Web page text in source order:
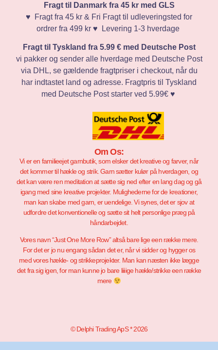
Fragt til Danmark fra 45 kr med GLS
♥️ Fragt fra 45 kr & Fri Fragt til udleveringsted for
ordrer fra 499 kr ♥️ Levering 1-3 hverdage
Fragt til Tyskland fra 5.99 € med Deutsche Post
vi pakker og sender alle hverdage med Deutsche Post
via DHL, se gældende fragtpriser i checkout, når du
har indtastet land og adresse. Fragtpris til Tyskland
med Deutsche Post starter ved 5.99€ ♥️
Om Os:
Vi er en familieejet garnbutik, som elsker det kreative og farver, når
det kommer til hækle og strik. Garn sætter kulør på hverdagen, og
det kan være ren meditation at sætte sig ned efter en lang dag og gå
igang med sine kreative projekter. Mulighederne for de kreationer,
man kan skabe med garn, er uendelige. Vi synes, det er sjov at
udfordre det konventionelle og sætte sit helt personlige præg på
håndarbejdet.
Vores navn “Just One More Row” altså bare lige een række mere.
For det er jo nu engang sådan det er, når vi sidder og hygger os
med vores hækle- og strikkeprojekter. Man kan næsten ikke lægge
det fra sig igen, for man kunne jo bare liiiige hækle/strikke een række
mere
© Delphi Trading ApS * 2026